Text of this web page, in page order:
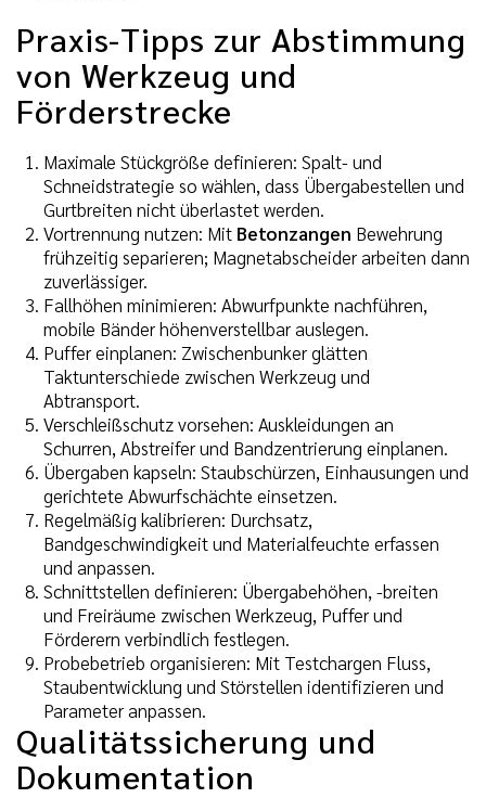
Praxis-Tipps zur Abstimmung
von Werkzeug und
Förderstrecke
Maximale Stückgröße definieren: Spalt- und
Schneidstrategie so wählen, dass Übergabestellen und
Gurtbreiten nicht überlastet werden.
Vortrennung nutzen: Mit Betonzangen Bewehrung
frühzeitig separieren; Magnetabscheider arbeiten dann
zuverlässiger.
Fallhöhen minimieren: Abwurfpunkte nachführen,
mobile Bänder höhenverstellbar auslegen.
Puffer einplanen: Zwischenbunker glätten
Taktunterschiede zwischen Werkzeug und
Abtransport.
Verschleißschutz vorsehen: Auskleidungen an
Schurren, Abstreifer und Bandzentrierung einplanen.
Übergaben kapseln: Staubschürzen, Einhausungen und
gerichtete Abwurfschächte einsetzen.
Regelmäßig kalibrieren: Durchsatz,
Bandgeschwindigkeit und Materialfeuchte erfassen
und anpassen.
Schnittstellen definieren: Übergabehöhen, -breiten
und Freiräume zwischen Werkzeug, Puffer und
Förderern verbindlich festlegen.
Probebetrieb organisieren: Mit Testchargen Fluss,
Staubentwicklung und Störstellen identifizieren und
Parameter anpassen.
Qualitätssicherung und
Dokumentation